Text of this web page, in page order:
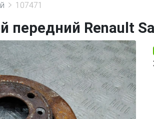
107471
передний Renault